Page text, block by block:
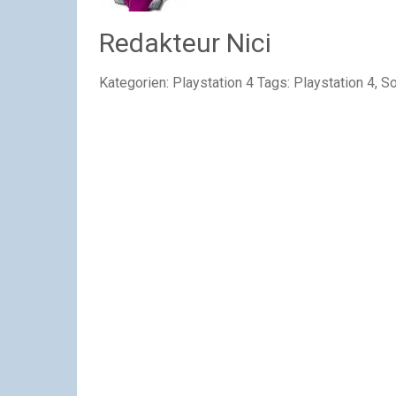
Redakteur Nici
Kategorien: Playstation 4 Tags: Playstation 4,